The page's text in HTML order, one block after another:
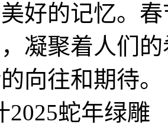
好的记忆。
凝聚着人们
向往和期待。